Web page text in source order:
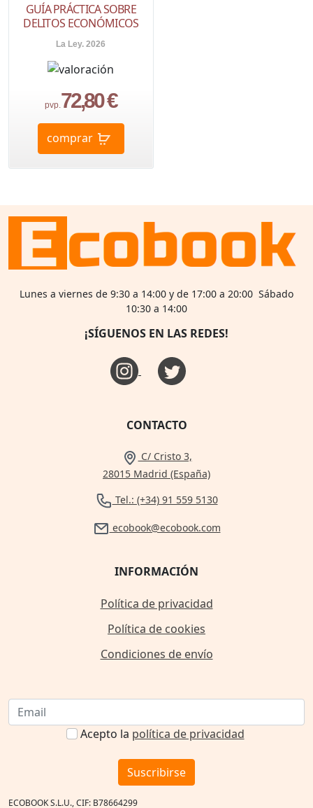
GUÍA PRÁCTICA SOBRE
DELITOS ECONÓMICOS
La Ley. 2026
pvp.72,80 €
comprar
Lunes a viernes de 9:30 a 14:00 y de 17:00 a 20:00 Sábado
10:30 a 14:00
¡SÍGUENOS EN LAS REDES!
CONTACTO
C/ Cristo 3,
28015 Madrid (España)
Tel.: (+34) 91 559 5130
ecobook@ecobook.com
INFORMACIÓN
Política de privacidad
Política de cookies
Condiciones de envío
Acepto la política de privacidad
Suscribirse
ECOBOOK S.L.U., CIF: B78664299